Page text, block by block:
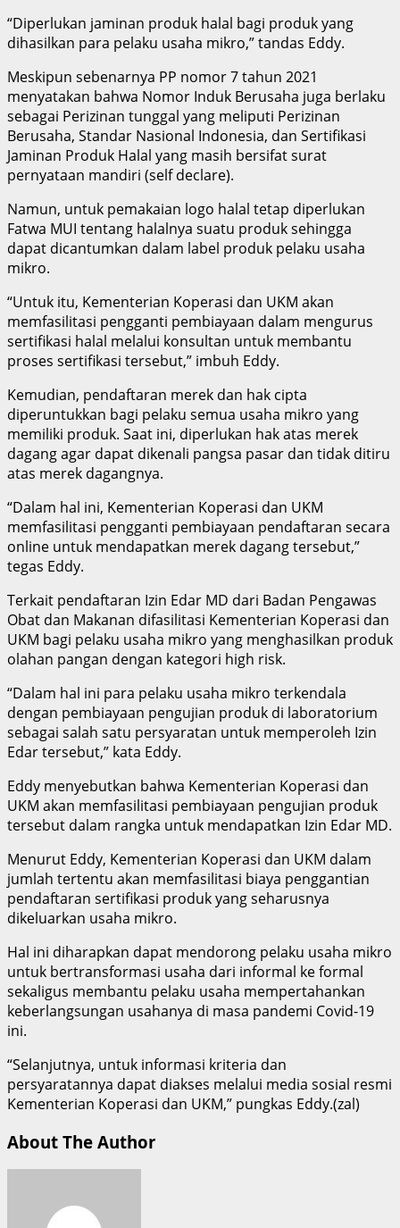
“Diperlukan jaminan produk halal bagi produk yang
dihasilkan para pelaku usaha mikro,” tandas Eddy.
Meskipun sebenarnya PP nomor 7 tahun 2021
menyatakan bahwa Nomor Induk Berusaha juga berlaku
sebagai Perizinan tunggal yang meliputi Perizinan
Berusaha, Standar Nasional Indonesia, dan Sertifikasi
Jaminan Produk Halal yang masih bersifat surat
pernyataan mandiri (self declare).
Namun, untuk pemakaian logo halal tetap diperlukan
Fatwa MUI tentang halalnya suatu produk sehingga
dapat dicantumkan dalam label produk pelaku usaha
mikro.
“Untuk itu, Kementerian Koperasi dan UKM akan
memfasilitasi pengganti pembiayaan dalam mengurus
sertifikasi halal melalui konsultan untuk membantu
proses sertifikasi tersebut,” imbuh Eddy.
Kemudian, pendaftaran merek dan hak cipta
diperuntukkan bagi pelaku semua usaha mikro yang
memiliki produk. Saat ini, diperlukan hak atas merek
dagang agar dapat dikenali pangsa pasar dan tidak ditiru
atas merek dagangnya.
“Dalam hal ini, Kementerian Koperasi dan UKM
memfasilitasi pengganti pembiayaan pendaftaran secara
online untuk mendapatkan merek dagang tersebut,”
tegas Eddy.
Terkait pendaftaran Izin Edar MD dari Badan Pengawas
Obat dan Makanan difasilitasi Kementerian Koperasi dan
UKM bagi pelaku usaha mikro yang menghasilkan produk
olahan pangan dengan kategori high risk.
“Dalam hal ini para pelaku usaha mikro terkendala
dengan pembiayaan pengujian produk di laboratorium
sebagai salah satu persyaratan untuk memperoleh Izin
Edar tersebut,” kata Eddy.
Eddy menyebutkan bahwa Kementerian Koperasi dan
UKM akan memfasilitasi pembiayaan pengujian produk
tersebut dalam rangka untuk mendapatkan Izin Edar MD.
Menurut Eddy, Kementerian Koperasi dan UKM dalam
jumlah tertentu akan memfasilitasi biaya penggantian
pendaftaran sertifikasi produk yang seharusnya
dikeluarkan usaha mikro.
Hal ini diharapkan dapat mendorong pelaku usaha mikro
untuk bertransformasi usaha dari informal ke formal
sekaligus membantu pelaku usaha mempertahankan
keberlangsungan usahanya di masa pandemi Covid-19
ini.
“Selanjutnya, untuk informasi kriteria dan
persyaratannya dapat diakses melalui media sosial resmi
Kementerian Koperasi dan UKM,” pungkas Eddy.(zal)
About The Author